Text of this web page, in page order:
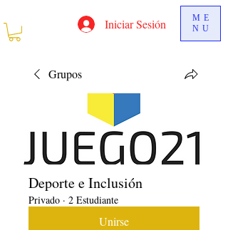
Iniciar Sesión
ME
NU
Grupos
Deporte e Inclusión
Privado · 2 Estudiante
Unirse